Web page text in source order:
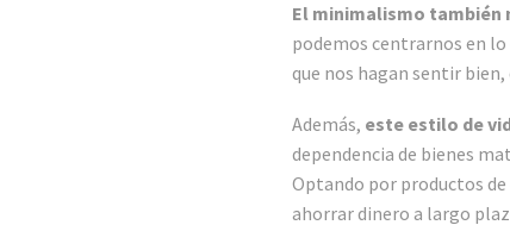
El minimalismo también
podemos centrarnos en
que nos hagan sentir
Además, este estilo de
dependencia de bienes
Optando por productos
ahorrar dinero a largo